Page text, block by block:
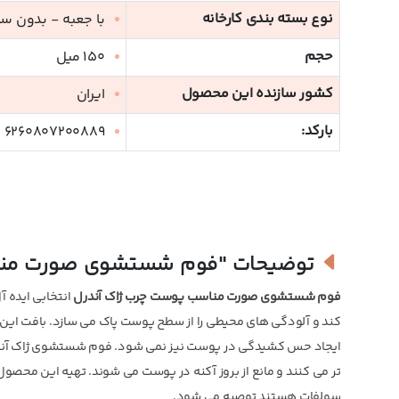
نوع بسته بندی کارخانه
با جعبه - بدون
حجم
150 میل
کشور سازنده این محصول
ایران
بارکد:
6260807200889
توضیحات "فوم شستشوی صورت
فوم شستشوی صورت مناسب پوست چرب ژاک آندرلانتخابی
کند و آلودگی های محیطی را از سطح پوست پاک می سازد. بافت این
ایجاد حس کشیدگی در پوست نیز نمی شود. فوم شستشوی ژاک
تر می کنند و مانع از بروز آکنه در پوست می شوند. تهیه این